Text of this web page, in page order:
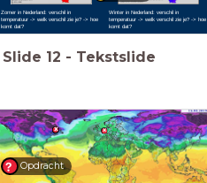
Zomer in Nederland: verschil in
temperatuur -> welk verschil zie je? -> hoe
komt dat?
Winter in Nederland: verschil in
temperatuur -> welk verschil zie je? -> hoe
komt dat?
Slide 12 - Tekstslide
Opdracht